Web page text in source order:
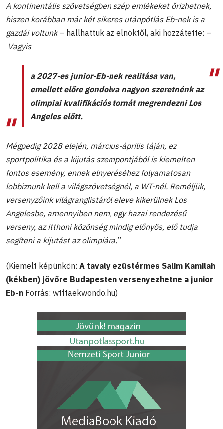
A kontinentális szövetségben szép emlékeket őrizhetnek,
hiszen korábban már két sikeres utánpótlás Eb-nek is a
gazdái voltunk– hallhattuk az elnöktől, aki hozzátette: –
Vagyis
a 2027-es junior-Eb-nek realitása van,
emellett előre gondolva nagyon szeretnénk az
olimpiai kvalifikációs tornát megrendezni Los
Angeles előtt.
Mégpedig 2028 elején, március-április táján, ez
sportpolitika és a kijutás szempontjából is kiemelten
fontos esemény, ennek elnyeréséhez folyamatosan
lobbiznunk kell a világszövetségnél, a WT-nél. Reméljük,
versenyzőink világranglistáról eleve kikerülnek Los
Angelesbe, amennyiben nem, egy hazai rendezésű
verseny, az itthoni közönség mindig előnyös, elő tudja
segíteni a kijutást az olimpiára.”
(Kiemelt képünkön: A tavaly ezüstérmes Salim Kamilah
(kékben) jövőre Budapesten versenyezhetne a junior
Eb-n Forrás: wtftaekwondo.hu)